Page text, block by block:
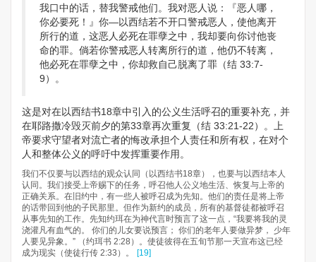
我口中的话，替我警戒他们。我对恶人说：『恶人哪，
你必要死！』你—以西结若不开口警戒恶人，使他离开
所行的道，这恶人必死在罪孽之中，我却要向你讨他丧
命的罪。倘若你警戒恶人转离所行的道，他仍不转离，
他必死在罪孽之中，你却救自己脱离了罪（结 33:7-
9）。
这是对在以西结书18章中引入的公义生活呼召的重要补充，并
在耶路撒冷毁灭前夕的第33章再次重复（结 33:21-22）。上
帝要求守望者对流亡者的悔改承担个人责任和所有权，在对个
人和整体公义的呼吁中发挥重要作用。
我们不仅要与以西结的观众认同（以西结书18章），也要与以西结本人
认同。我们接受上帝赐下的任务，呼召他人公义地生活、恢复与上帝的
正确关系。在旧约中，有一些人被呼召成为先知。他们的责任是将上帝
的话带回到他的子民那里。但作为新约的成员，所有的基督徒都被呼召
从事先知的工作。先知约珥在为神代言时预言了这一点，“我要将我的灵
浇灌凡有血气的。 你们的儿女要说预言； 你们的老年人要做异梦， 少年
人要见异象。” （约珥书 2:28）。使徒彼得在五旬节那一天宣布这已经
成为现实（使徒行传 2:33）。
[19]